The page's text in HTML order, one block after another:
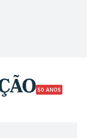
50 ANOS